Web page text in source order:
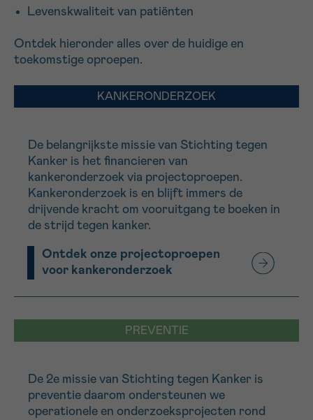
Levenskwaliteit van patiënten
Ontdek hieronder alles over de huidige en
toekomstige oproepen.
KANKERONDERZOEK
De belangrijkste missie van Stichting tegen
Kanker is het financieren van
kankeronderzoek via projectoproepen.
Kankeronderzoek is en blijft immers de
drijvende kracht om vooruitgang te boeken in
de strijd tegen kanker.
Ontdek onze projectoproepen
voor kankeronderzoek
PREVENTIE
De 2e missie van Stichting tegen Kanker is
preventie daarom ondersteunen we
operationele en onderzoeksprojecten rond
VOORNAAM
Ja, stuur mij de nieuwsbrief
16h-18h